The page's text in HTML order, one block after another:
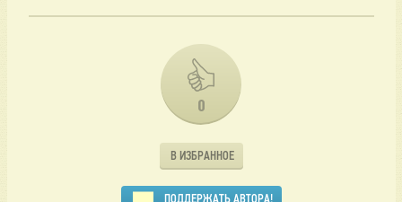
0
В ИЗБРАННОЕ
ПОДДЕРЖАТЬ АВТОРА!